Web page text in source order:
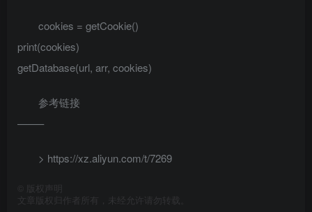
cookies = getCookie()
print(cookies)
getDatabase(url, arr, cookies)
参考链接
——–
> https://xz.aliyun.com/t/7269
版权声明
文章版权归作者所有，未经允许请勿转载。